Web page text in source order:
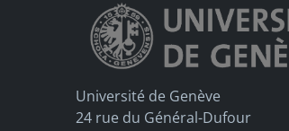
Université de Genève
24 rue du Général-Dufour